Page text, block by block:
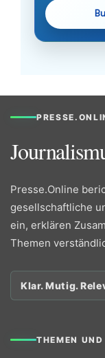
Presse.Online
gesellschaftliche
ein, erklären
Themen
Klar. Mutig.
THEMEN UND